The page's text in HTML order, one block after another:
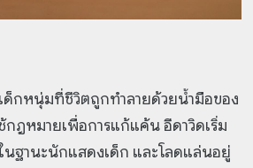
ด็กหนุ่มที่ชีวิตถูกทำลายด้วยน้ำมือของ
ฎหมายเพื่อการแก้แค้น อีดาวิดเริ่ม
นฐานะนักแสดงเด็ก และโลดแล่นอยู่